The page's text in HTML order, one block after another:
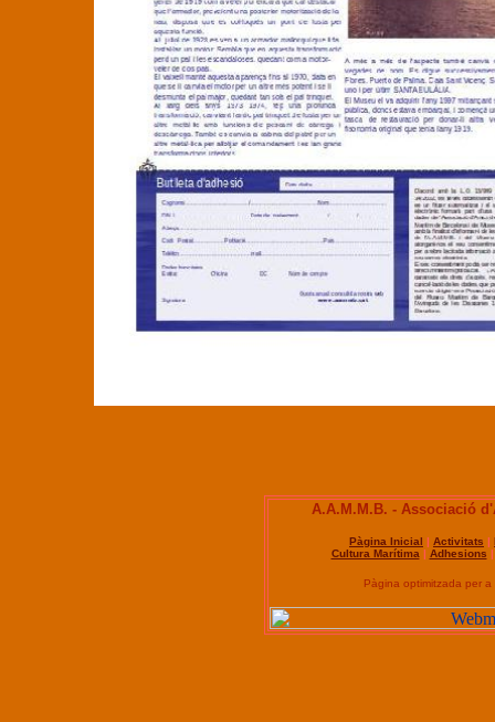
A.A.M.M.B. - Associació
Pàgina Inicial | Activitats |
Cultura Marítima | Adhesions
Pàgina optimitzada per